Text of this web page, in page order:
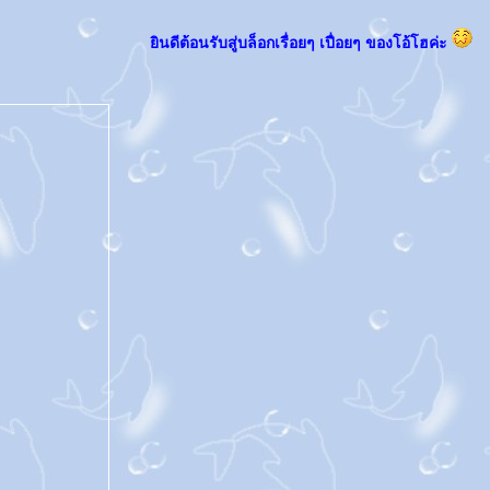
ินดีต้อนรับสู่บล็อกเรื่อยๆ เปื่อยๆ ของโอ้โฮค่ะ